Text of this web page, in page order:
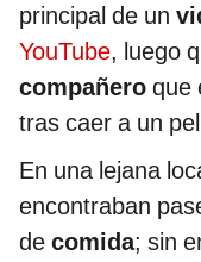
principal de un
YouTube, luego
compañero que
tras caer a un
En una lejana
encontraban
de comida; sin